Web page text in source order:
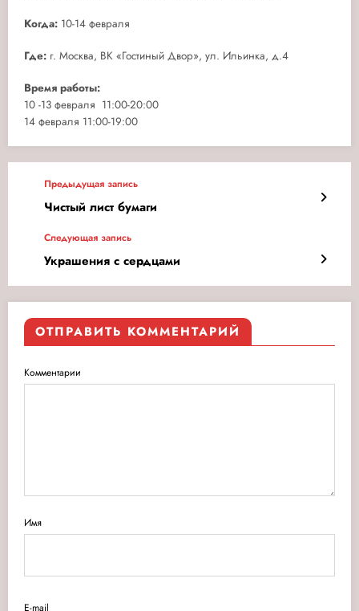
Когда: 10-14 февраля
Где: г. Москва, ВК «Гостиный Двор», ул. Ильинка, д.4
Время работы:
10 -13 февраля 11:00-20:00
14 февраля 11:00-19:00
Предыдущая запись
Чистый лист бумаги
Следующая запись
Украшения с сердцами
ОТПРАВИТЬ КОММЕНТАРИЙ
Комментарии
Имя
E-mail